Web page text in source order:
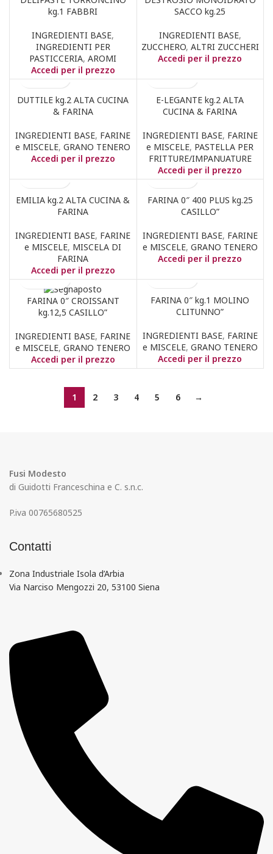
kg.1 FABBRI
INGREDIENTI BASE,
INGREDIENTI PER
PASTICCERIA,AROMI
Accedi per il prezzo
SACCO kg.25
INGREDIENTI BASE,
ZUCCHERO, ALTRI ZUCCHERI
Accedi per il prezzo
DUTTILE kg.2 ALTA CUCINA
& FARINA
INGREDIENTI BASE, FARINE
e MISCELE,GRANO TENERO
Accedi per il prezzo
E-LEGANTE kg.2 ALTA
CUCINA & FARINA
INGREDIENTI BASE, FARINE
e MISCELE, PASTELLA PER
FRITTURE/IMPANUATURE
Accedi per il prezzo
EMILIA kg.2 ALTA CUCINA &
FARINA
INGREDIENTI BASE, FARINE
e MISCELE, MISCELA DI
FARINA
Accedi per il prezzo
FARINA 0″ 400 PLUS kg.25
CASILLO”
INGREDIENTI BASE, FARINE
e MISCELE, GRANO TENERO
Accedi per il prezzo
FARINA 0″ CROISSANT
kg.12,5 CASILLO”
INGREDIENTI BASE, FARINE
e MISCELE,GRANO TENERO
Accedi per il prezzo
FARINA 0″ kg.1 MOLINO
CLITUNNO”
INGREDIENTI BASE, FARINE
e MISCELE, GRANO TENERO
Accedi per il prezzo
1 2 3 4 5 6 →
Fusi Modesto
di Guidotti Franceschina e C. s.n.c.
P.iva 00765680525
Contatti
Zona Industriale Isola d’Arbia
Via Narciso Mengozzi 20, 53100 Siena